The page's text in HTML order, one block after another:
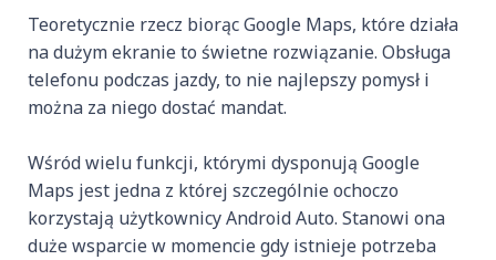
Teoretycznie rzecz biorąc Google Maps, które działa
na dużym ekranie to świetne rozwiązanie. Obsługa
telefonu podczas jazdy, to nie najlepszy pomysł i
można za niego dostać mandat.
Wśród wielu funkcji, którymi dysponują Google
Maps jest jedna z której szczególnie ochoczo
korzystają użytkownicy Android Auto. Stanowi ona
duże wsparcie w momencie gdy istnieje potrzeba